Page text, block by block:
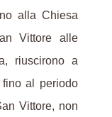
alla Chiesa
Vittore alle
riuscirono a
al periodo
Vittore, non